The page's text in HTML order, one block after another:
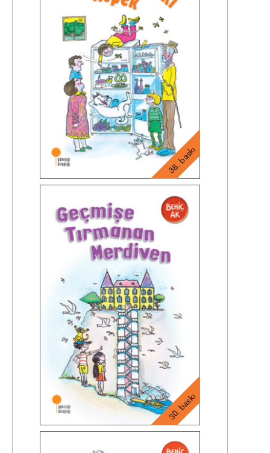
38. baskı
30. baskı